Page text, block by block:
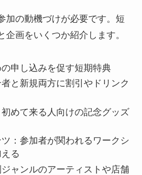
加の動機づけが必要です。短
企画をいくつか紹介します。
申し込みを促す短期特典
と新規両方に割引やドリンク
めて来る人向けの記念グッズ
：参加者が関われるワークシ
る
ャンルのアーティストや店舗